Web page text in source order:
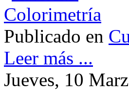
Publicado en
Leer más ...
Jueves, 10